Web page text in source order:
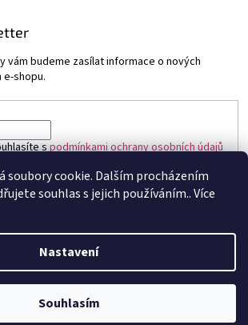
soubory cookie. Dalším procházením
souhlas s jejich používáním.. Více
Nastavení
Souhlasím
vám budeme zasílat informace o nových
shopu.
spodmínkami ochrany osobních údajů
Vytvořil Shoptet
Sapo.cz. Všechna práva vyhrazena.